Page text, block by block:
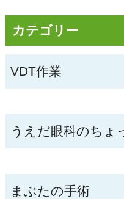
カテゴリー
VDT作業
うえだ眼科のちょ
まぶたの手術